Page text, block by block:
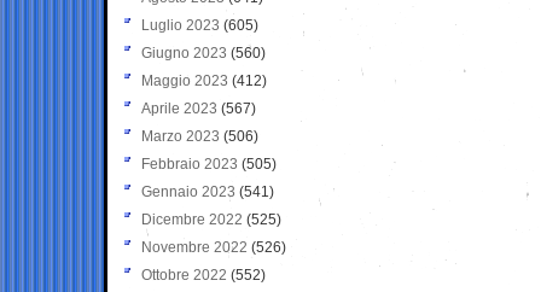
Luglio 2023 (605)
Giugno 2023 (560)
Maggio 2023 (412)
Aprile 2023 (567)
Marzo 2023 (506)
Febbraio 2023 (505)
Gennaio 2023 (541)
Dicembre 2022 (525)
Novembre 2022 (526)
Ottobre 2022 (552)